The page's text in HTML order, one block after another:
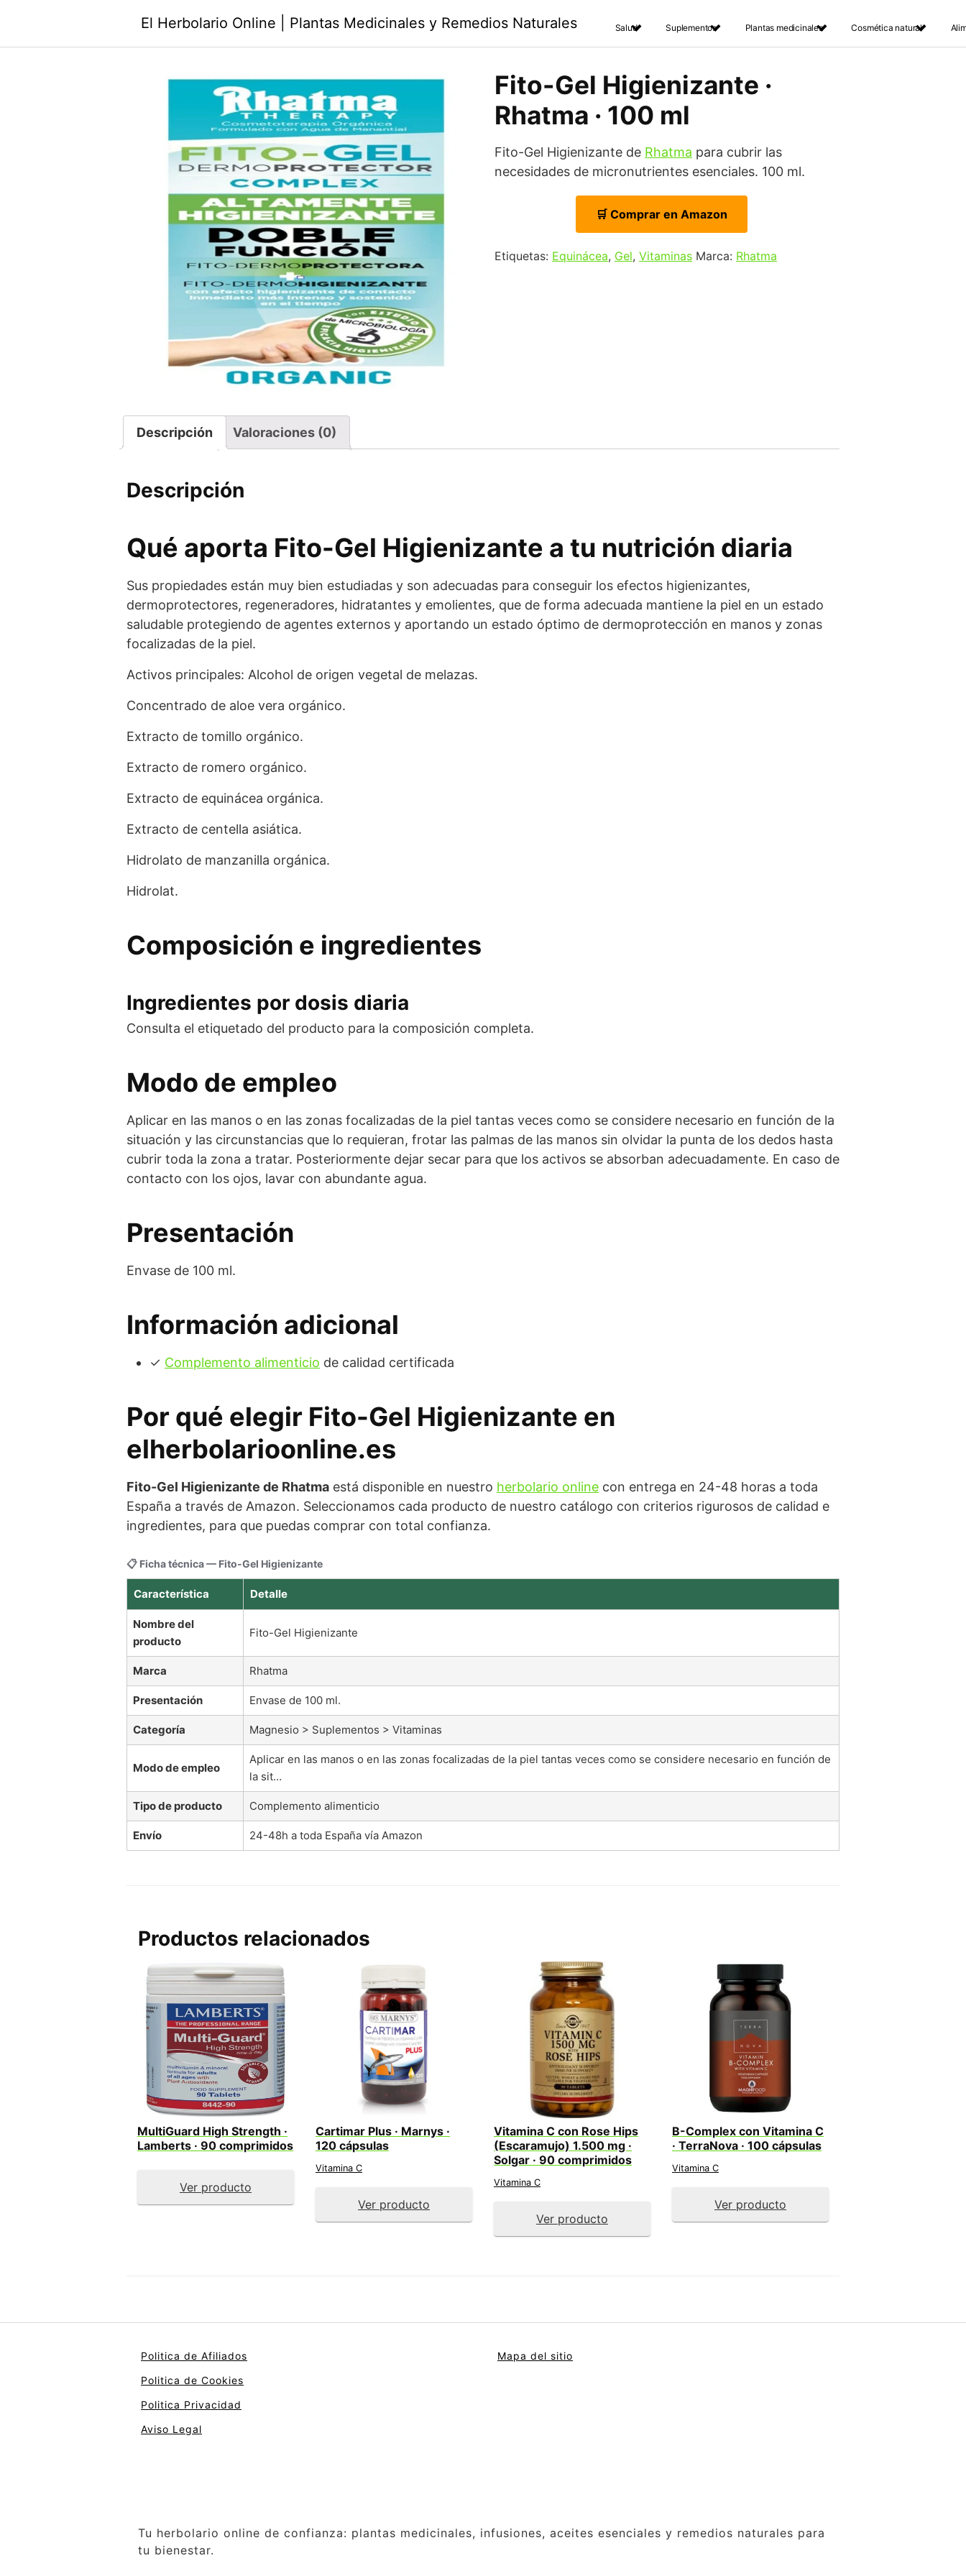
El Herbolario Online | Plantas Medicinales y Remedios Naturales Salud Suplementos Plantas medicinales Cosmética natural
Fito-Gel Higienizante ·
Rhatma · 100 ml
Fito-Gel Higienizante de Rhatma para cubrir las
necesidades de micronutrientes esenciales. 100 ml.
🛒 Comprar en Amazon
Etiquetas: Equinácea, Gel, Vitaminas Marca: Rhatma
Descripción Valoraciones (0)
Descripción
Qué aporta Fito-Gel Higienizante a tu nutrición diaria
Sus propiedades están muy bien estudiadas y son adecuadas para conseguir los efectos higienizantes,
dermoprotectores, regeneradores, hidratantes y emolientes, que de forma adecuada mantiene la piel en un estado
saludable protegiendo de agentes externos y aportando un estado óptimo de dermoprotección en manos y zonas
focalizadas de la piel.
Activos principales: Alcohol de origen vegetal de melazas.
Concentrado de aloe vera orgánico.
Extracto de tomillo orgánico.
Extracto de romero orgánico.
Extracto de equinácea orgánica.
Extracto de centella asiática.
Hidrolato de manzanilla orgánica.
Hidrolat.
Composición e ingredientes
Ingredientes por dosis diaria
Consulta el etiquetado del producto para la composición completa.
Modo de empleo
Aplicar en las manos o en las zonas focalizadas de la piel tantas veces como se considere necesario en función de la
situación y las circunstancias que lo requieran, frotar las palmas de las manos sin olvidar la punta de los dedos hasta
cubrir toda la zona a tratar. Posteriormente dejar secar para que los activos se absorban adecuadamente. En caso de
contacto con los ojos, lavar con abundante agua.
Presentación
Envase de 100 ml.
Información adicional
✓ Complemento alimenticio de calidad certificada
Por qué elegir Fito-Gel Higienizante en
elherbolarioonline.es
Fito-Gel Higienizante de Rhatma está disponible en nuestro herbolario online con entrega en 24-48 horas a toda
España a través de Amazon. Seleccionamos cada producto de nuestro catálogo con criterios rigurosos de calidad e
ingredientes, para que puedas comprar con total confianza.
📋 Ficha técnica — Fito-Gel Higienizante
Característica Detalle
Nombre del
producto
Fito-Gel Higienizante
Marca Rhatma
Presentación Envase de 100 ml.
Categoría Magnesio > Suplementos > Vitaminas
Modo de empleo
Aplicar en las manos o en las zonas focalizadas de la piel tantas veces como se considere necesario en función de
la sit…
Tipo de producto Complemento alimenticio
Envío 24-48h a toda España vía Amazon
Productos relacionados
MultiGuard High Strength ·
Lamberts · 90 comprimidos
Ver producto
Cartimar Plus · Marnys ·
120 cápsulas
Vitamina C
Ver producto
Vitamina C con Rose Hips
(Escaramujo) 1.500 mg ·
Solgar · 90 comprimidos
Vitamina C
Ver producto
B-Complex con Vitamina C
· TerraNova · 100 cápsulas
Vitamina C
Ver producto
Politica de Afiliados
Politica de Cookies
Politica Privacidad
Aviso Legal
Mapa del sitio
Tu herbolario online de confianza: plantas medicinales, infusiones, aceites esenciales y remedios naturales para
tu bienestar.